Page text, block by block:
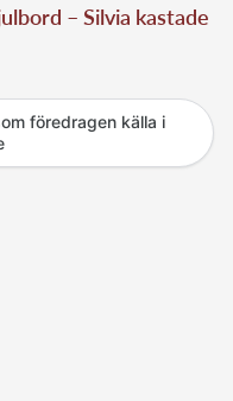
– Silvia kastade
föredragen källa i